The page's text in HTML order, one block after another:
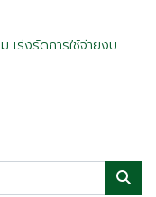
เร่งรัดการใช้จ่ายงบ